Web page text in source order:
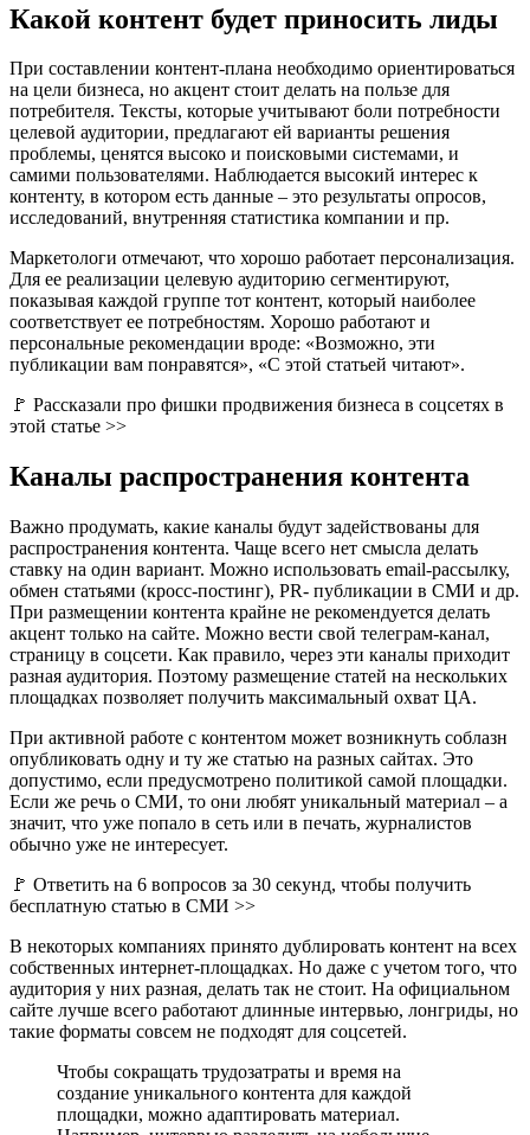
Какой контент будет приносить лиды
При составлении контент-плана необходимо ориентироваться
на цели бизнеса, но акцент стоит делать на пользе для
потребителя. Тексты, которые учитывают боли потребности
целевой аудитории, предлагают ей варианты решения
проблемы, ценятся высоко и поисковыми системами, и
самими пользователями. Наблюдается высокий интерес к
контенту, в котором есть данные – это результаты опросов,
исследований, внутренняя статистика компании и пр.
Маркетологи отмечают, что хорошо работает персонализация.
Для ее реализации целевую аудиторию сегментируют,
показывая каждой группе тот контент, который наиболее
соответствует ее потребностям. Хорошо работают и
персональные рекомендации вроде: «Возможно, эти
публикации вам понравятся», «С этой статьей читают».
🚩 Рассказали про фишки продвижения бизнеса в соцсетях в
этой статье >>
Каналы распространения контента
Важно продумать, какие каналы будут задействованы для
распространения контента. Чаще всего нет смысла делать
ставку на один вариант. Можно использовать email-рассылку,
обмен статьями (кросс-постинг), PR- публикации в СМИ и др.
При размещении контента крайне не рекомендуется делать
акцент только на сайте. Можно вести свой телеграм-канал,
страницу в соцсети. Как правило, через эти каналы приходит
разная аудитория. Поэтому размещение статей на нескольких
площадках позволяет получить максимальный охват ЦА.
При активной работе с контентом может возникнуть соблазн
опубликовать одну и ту же статью на разных сайтах. Это
допустимо, если предусмотрено политикой самой площадки.
Если же речь о СМИ, то они любят уникальный материал – а
значит, что уже попало в сеть или в печать, журналистов
обычно уже не интересует.
🚩 Ответить на 6 вопросов за 30 секунд, чтобы получить
бесплатную статью в СМИ >>
В некоторых компаниях принято дублировать контент на всех
собственных интернет-площадках. Но даже с учетом того, что
аудитория у них разная, делать так не стоит. На официальном
сайте лучше всего работают длинные интервью, лонгриды, но
такие форматы совсем не подходят для соцсетей.
Чтобы сокращать трудозатраты и время на
создание уникального контента для каждой
площадки, можно адаптировать материал.